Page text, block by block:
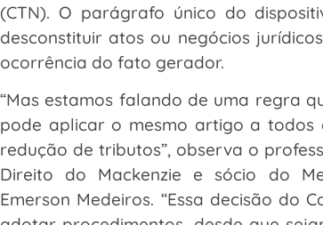
(CTN). O parágrafo único do
desconstituir atos ou negócios
ocorrência do fato gerador.
“Mas estamos falando de uma regra
pode aplicar o mesmo artigo a todos
redução de tributos”, observa o
Direito do Mackenzie e sócio do
Emerson Medeiros. “Essa decisão do